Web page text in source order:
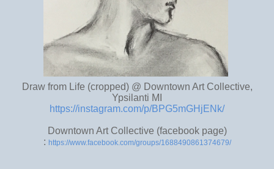
Draw from Life (cropped) @ Downtown Art Collective,
Ypsilanti MI
https://instagram.com/p/BPG5mGHjENk/
Downtown Art Collective (facebook page)
: https://www.facebook.com/groups/1688490861374679/